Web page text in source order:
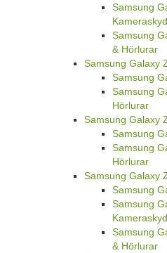
Samsung
Samsung
& Hörlurar
Samsung Galaxy
Samsung
Samsung
Hörlurar
Samsung Galaxy
Samsung
Samsung
Hörlurar
Samsung Galaxy
Samsung
Samsung
Samsung
& Hörlurar